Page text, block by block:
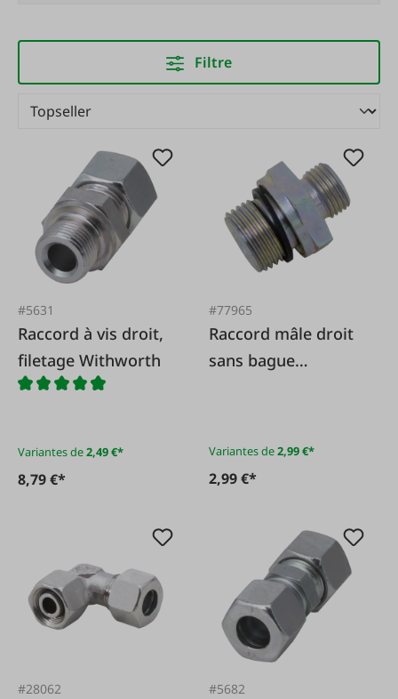
Filtre
#5631
Raccord à vis droit,
filetage Withworth
Variantes de2,49 €*
8,79 €*
#77965
Raccord mâle droit
sans bague
Variantes de2,99 €*
2,99 €*
#28062 #5682